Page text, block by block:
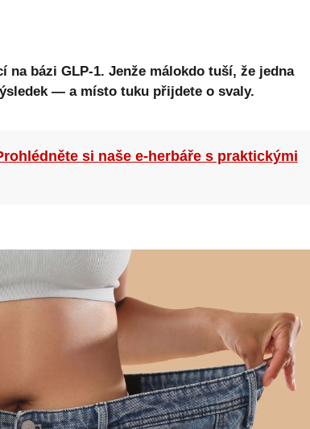
bázi GLP-1. Jenže málokdo tuší, že jedna
— a místo tuku přijdete o svaly.
si naše e-herbáře s praktickými